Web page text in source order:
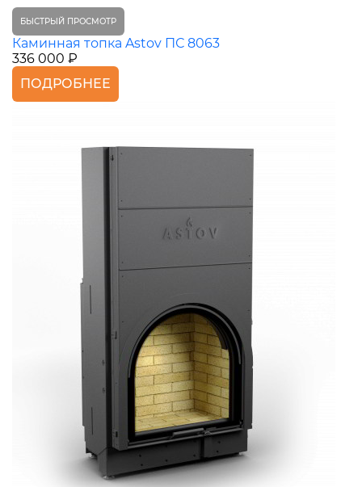
БЫСТРЫЙ ПРОСМОТР
Каминная топка Astov ПС 8063
336 000 ₽
ПОДРОБНЕЕ